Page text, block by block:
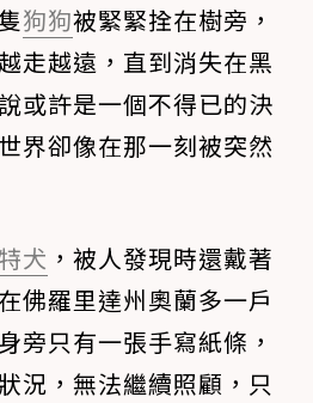
狗狗被緊緊拴在樹旁，
走越遠，直到消失在黑
或許是一個不得已的決
界卻像在那一刻被突然
犬 ，被人發現時還戴著
佛羅里達州奧蘭多一戶
旁只有一張手寫紙條，
況，無法繼續照顧，只